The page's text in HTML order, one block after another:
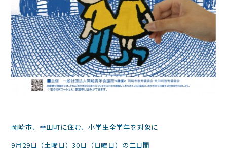
岡崎市、幸田町に住む、小学生全学年を対象に
9月29日（土曜日）30日（日曜日）の二日間